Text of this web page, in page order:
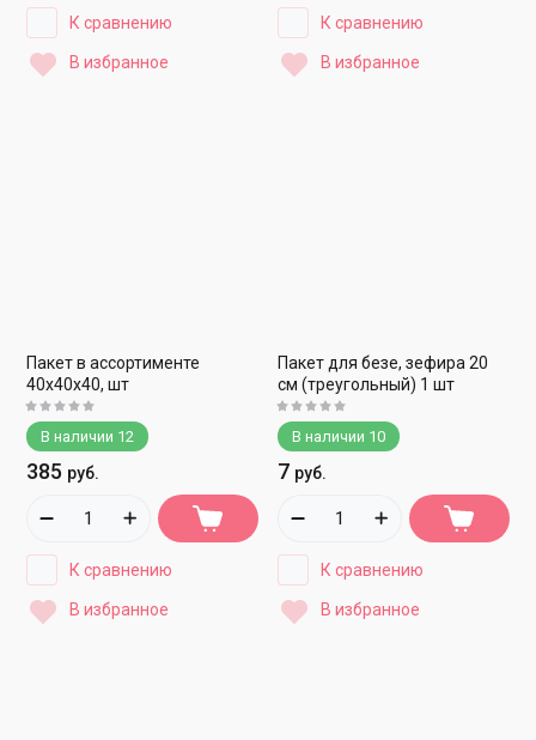
К сравнению
В избранное
К сравнению
В избранное
Пакет в ассортименте
40х40х40, шт
В наличии 12
385 руб.
К сравнению
В избранное
Пакет для безе, зефира 20
см (треугольный) 1 шт
В наличии 10
7 руб.
К сравнению
В избранное